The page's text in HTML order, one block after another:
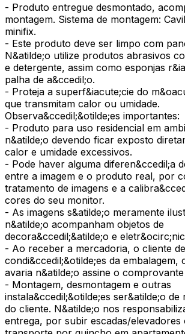
- Produto entregue desmontado,
montagem. Sistema de montagem:
minifix.
- Este produto deve ser limpo com
N&atilde;o utilize produtos abrasivos
e detergente, assim como esponjas
palha de a&ccedil;o.
- Proteja a superf&iacute;cie do
que transmitam calor ou umidade.
Observa&ccedil;&otilde;es importantes:
- Produto para uso residencial em
n&atilde;o devendo ficar exposto
calor e umidade excessivos.
- Pode haver alguma diferen&ccedil;a
entre a imagem e o produto real, por
tratamento de imagens e a
cores do seu monitor.
- As imagens s&atilde;o meramente
n&atilde;o acompanham objetos de
decora&ccedil;&atilde;o e
- Ao receber a mercadoria, o cliente
condi&ccedil;&otilde;es da embalagem,
avaria n&atilde;o assine o
- Montagem, desmontagem e outras
instala&ccedil;&otilde;es ser&atilde;o de
do cliente. N&atilde;o nos
entrega, por subir escadas/elevadores